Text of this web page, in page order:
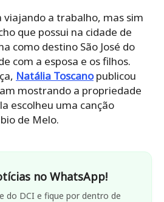
viajando a trabalho, mas sim
que possui na cidade de
como destino São José do
com a esposa e os filhos.
Natália Toscanopublicou
mostrando a propriedade
escolheu uma canção
de Melo.
no WhatsApp!
do DCI e fique por dentro de